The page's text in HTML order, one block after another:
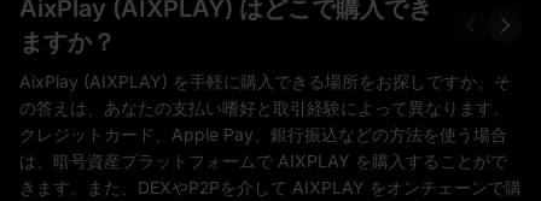
AixPlay (AIXPLAY) はどこで購入でき
ますか？
AixPlay (AIXPLAY) を手軽に購入できる場所をお探しですか。そ
の答えは、あなたの支払い嗜好と取引経験によって異なります。
クレジットカード、Apple Pay、銀行振込などの方法を使う場合
は、暗号資産プラットフォームで AIXPLAY を購入することがで
きます。また、DEXやP2Pを介して AIXPLAY をオンチェーンで購